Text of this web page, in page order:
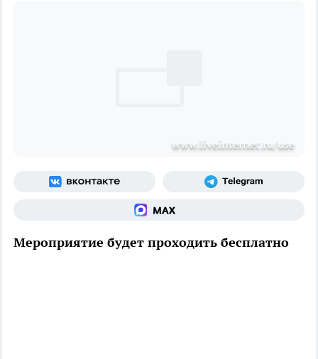
www.liveinternet.ru/use
Мероприятие будет проходить бесплатно